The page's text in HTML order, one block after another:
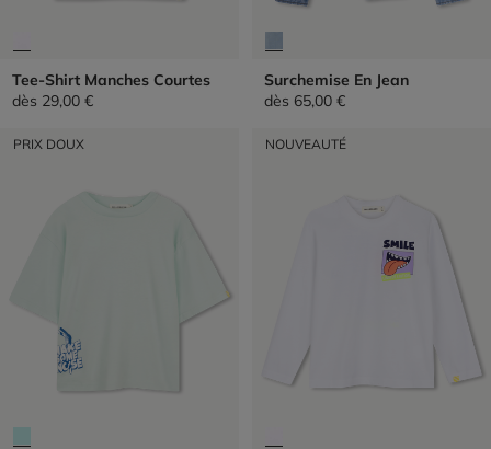
Tee-Shirt Manches Courtes
dès 29,00 €
Surchemise En Jean
dès 65,00 €
PRIX DOUX NOUVEAUTÉ